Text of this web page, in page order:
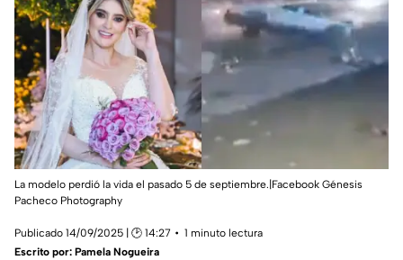
La modelo perdió la vida el pasado 5 de septiembre.|Facebook Génesis
Pacheco Photography
Publicado 14/09/2025 | 🕑 14:27
1 minuto lectura
Escrito por: Pamela Nogueira